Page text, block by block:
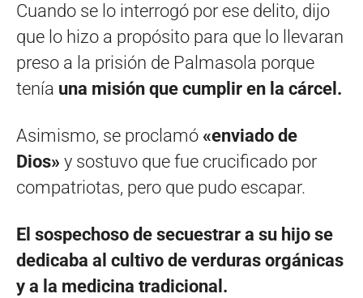
Cuando se lo interrogó por ese delito, dijo
que lo hizo a propósito para que lo llevaran
preso a la prisión de Palmasola porque
tenía una misión que cumplir en la cárcel.
Asimismo, se proclamó «enviado de
Dios» y sostuvo que fue crucificado por
compatriotas, pero que pudo escapar.
El sospechoso de secuestrar a su hijo se
dedicaba al cultivo de verduras orgánicas
y a la medicina tradicional.